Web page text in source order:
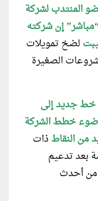
المنتدب لشركة
إن شركته
لضخ تمويلات
جنيه للمشروعات الصغيرة
خط جديد إلى
في ضوء خطط الشركة
من النقاط ذات
بعد تدعيم
إلى 45 طائرة من أحدث